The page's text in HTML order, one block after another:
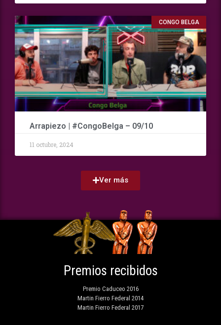
CONGO BELGA
Arrapiezo | #CongoBelga – 09/10
11 octubre, 2024
Ver más
Premios recibidos
Premio Caduceo 2016
Martin Fierro Federal 2014
Martin Fierro Federal 2017